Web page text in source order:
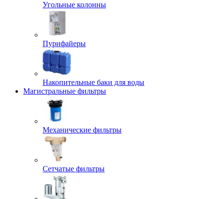
Угольные колонны
Пурифайеры
Накопительные баки для воды
Магистральные фильтры
Механические фильтры
Сетчатые фильтры